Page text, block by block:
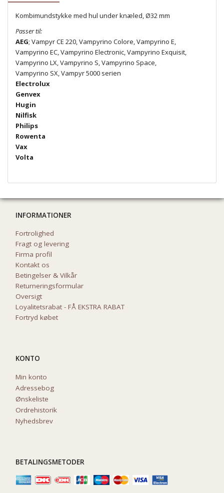
Kombimundstykke med hul under knæled, Ø32 mm
Passer til:
AEG; Vampyr CE 220, Vampyrino Colore, Vampyrino E,
Vampyrino EC, Vampyrino Electronic, Vampyrino Exquisit,
Vampyrino LX, Vampyrino S, Vampyrino Space,
Vampyrino SX, Vampyr 5000 serien
Electrolux
Genvex
Hugin
Nilfisk
Philips
Rowenta
Vax
Volta
INFORMATIONER
Fortrolighed
Fragt og levering
Firma profil
Kontakt os
Betingelser & Vilkår
Returneringsformular
Oversigt
Loyalitetsrabat - FÅ EKSTRA RABAT
Fortryd købet
KONTO
Min konto
Adressebog
Ønskeliste
Ordrehistorik
Nyhedsbrev
BETALINGSMETODER